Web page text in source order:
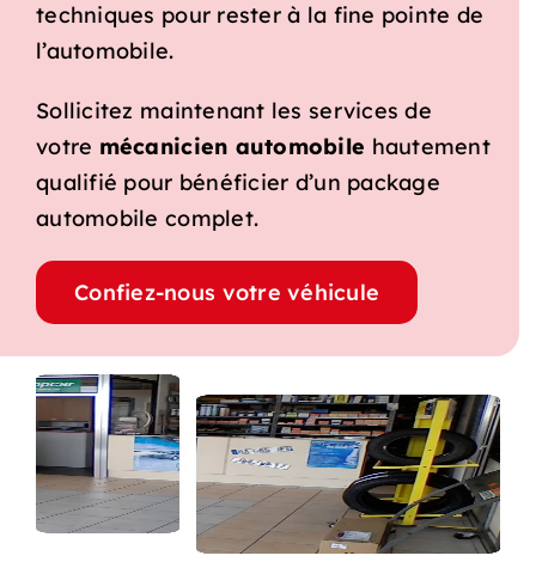
techniques pour rester à la fine pointe de
l’automobile.
Sollicitez maintenant les services de
votre mécanicien automobile hautement
qualifié pour bénéficier d’un package
automobile complet.
Confiez-nous votre véhicule